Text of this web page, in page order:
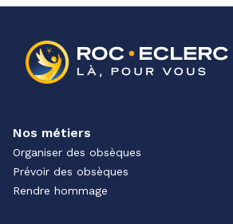
Nos métiers
Organiser des obsèques
Prévoir des obsèques
Rendre hommage